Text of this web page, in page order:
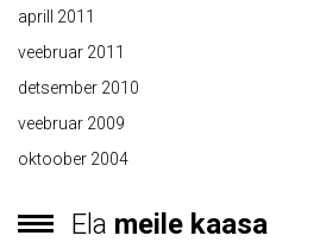
aprill 2011
veebruar 2011
detsember 2010
veebruar 2009
oktoober 2004
Ela meile kaasa